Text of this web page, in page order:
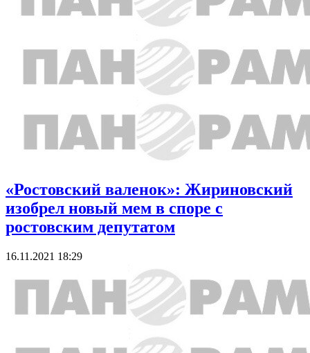
«Ростовский валенок»: Жириновский
изобрел новый мем в споре с
ростовским депутатом
16.11.2021 18:29